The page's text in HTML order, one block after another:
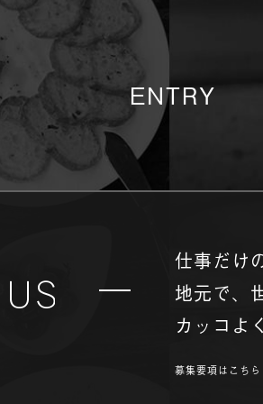
ENTRY
仕事だけ
地元で、
カッコよ
募集要項はこちら